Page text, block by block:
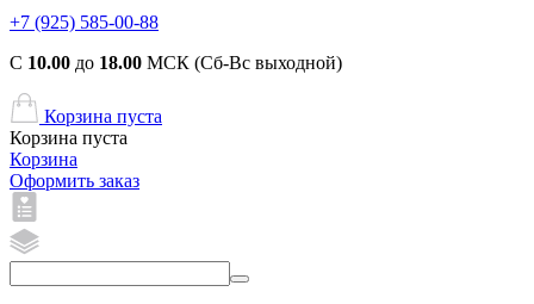
+7 (925) 585-00-88
С 10.00 до 18.00 МСК (Сб-Вс выходной)
Корзина пуста
Корзина пуста
Корзина
Оформить заказ